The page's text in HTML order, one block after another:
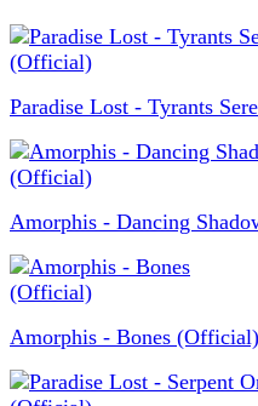
Paradise Lost - Tyrants
Amorphis - Dancing
Amorphis - Bones (Official)